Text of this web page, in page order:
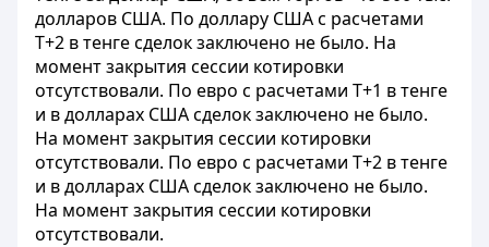
долларов США. По доллару США с расчетами
T+2 в тенге сделок заключено не было. На
момент закрытия сессии котировки
отсутствовали. По евро с расчетами T+1 в тенге
и в долларах США сделок заключено не было.
На момент закрытия сессии котировки
отсутствовали. По евро с расчетами Т+2 в тенге
и в долларах США сделок заключено не было.
На момент закрытия сессии котировки
отсутствовали.